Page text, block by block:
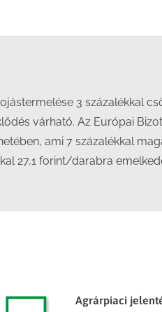
3 százalékkal
várható. Az Európai
ami 7 százalékkal
27,1 forint/darabra
Agrárpiaci